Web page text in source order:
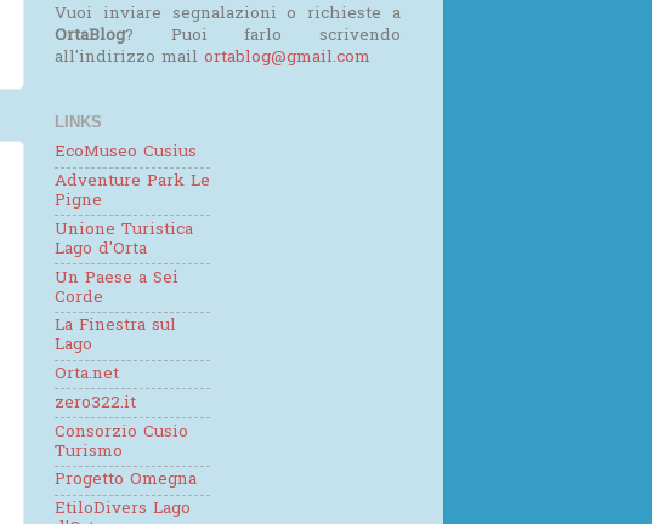
Vuoi inviare segnalazioni o richieste a
OrtaBlog? Puoi farlo scrivendo
all'indirizzo mail ortablog@gmail.com
LINKS
EcoMuseo Cusius
Adventure Park Le
Pigne
Unione Turistica
Lago d'Orta
Un Paese a Sei
Corde
La Finestra sul
Lago
Orta.net
zero322.it
Consorzio Cusio
Turismo
Progetto Omegna
EtiloDivers Lago